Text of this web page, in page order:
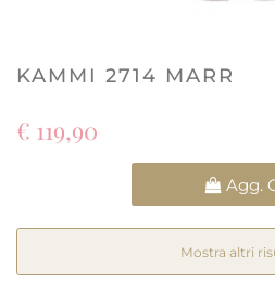
KAMMI 2714 MARR
€ 119,90
Agg.
Mostra altri